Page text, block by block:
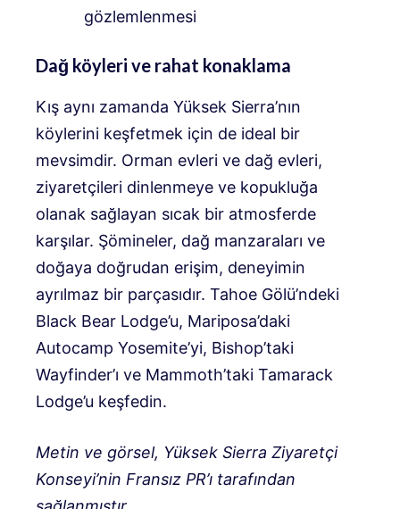
gözlemlenmesi
Dağ köyleri ve rahat konaklama
Kış aynı zamanda Yüksek Sierra’nın
köylerini keşfetmek için de ideal bir
mevsimdir. Orman evleri ve dağ evleri,
ziyaretçileri dinlenmeye ve kopukluğa
olanak sağlayan sıcak bir atmosferde
karşılar. Şömineler, dağ manzaraları ve
doğaya doğrudan erişim, deneyimin
ayrılmaz bir parçasıdır. Tahoe Gölü’ndeki
Black Bear Lodge’u, Mariposa’daki
Autocamp Yosemite’yi, Bishop’taki
Wayfinder’ı ve Mammoth’taki Tamarack
Lodge’u keşfedin.
Metin ve görsel, Yüksek Sierra Ziyaretçi
Konseyi’nin Fransız PR’ı tarafından